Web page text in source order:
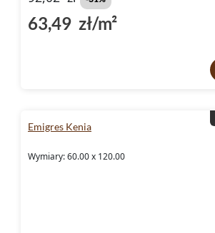
63,49 zł/m²
Emigres Kenia
Wymiary: 60.00 x 120.00